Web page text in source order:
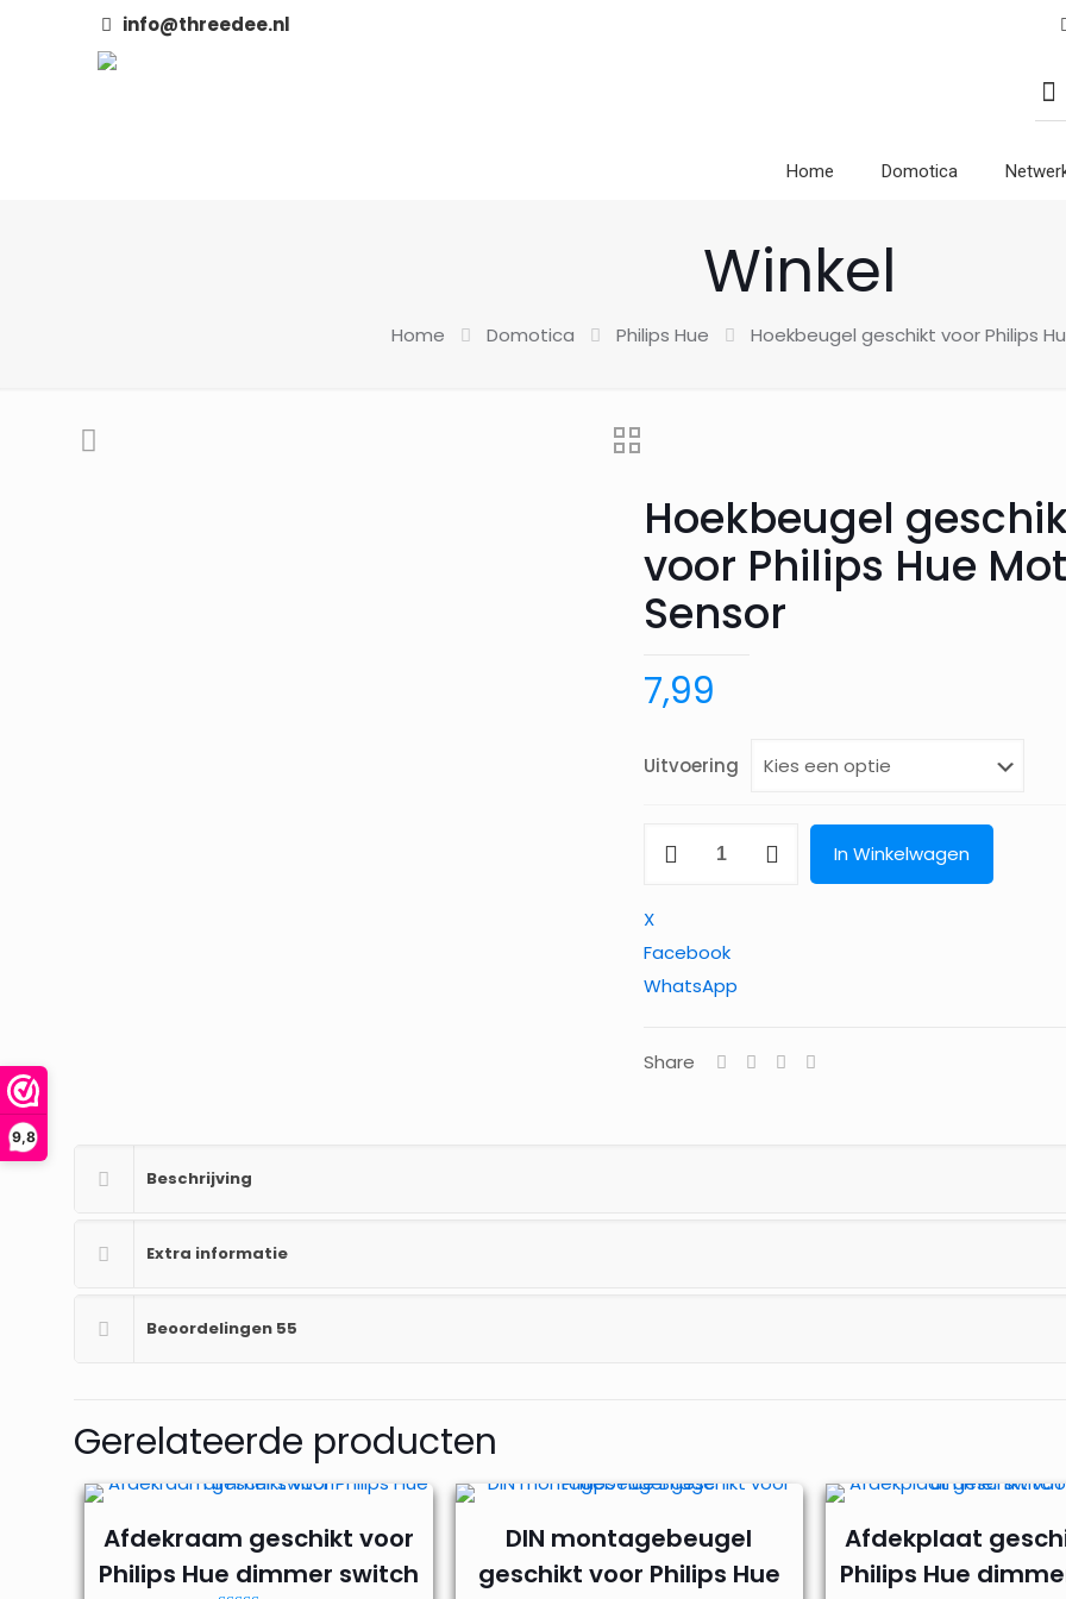
9,8
info@threedee.nl
Home Domotica
Winkel
Home Domotica Philips Hue Hoekbeugel geschikt voor Philips
Hoekbeugel
voor Philips Hue
Sensor
7,99
Uitvoering
aantal
In Winkelwagen
X
Facebook
WhatsApp
Share
Beschrijving
Extra informatie
Beoordelingen 55
Gerelateerde producten
Afdekraam geschikt voor
Philips Hue dimmer switch
DIN montagebeugel
geschikt voor Philips Hue
Afdekplaat
Philips Hue